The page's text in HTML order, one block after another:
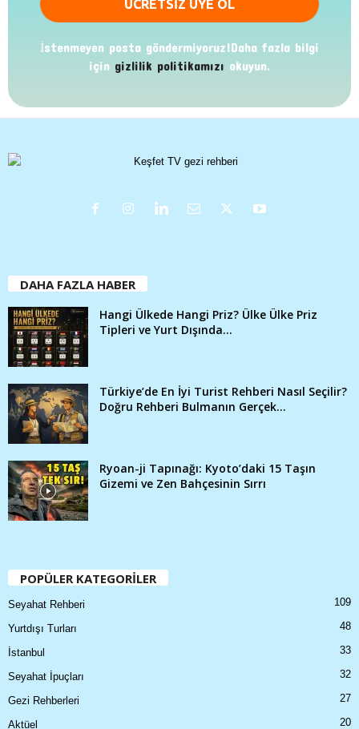
İstenmeyen posta göndermiyoruz!Daha fazla bilgi
için gizlilik politikamızı okuyun.
DAHA FAZLA HABER
Hangi Ülkede Hangi Priz? Ülke Ülke Priz
Tipleri ve Yurt Dışında...
Türkiye’de En İyi Turist Rehberi Nasıl Seçilir?
Doğru Rehberi Bulmanın Gerçek...
Ryoan-ji Tapınağı: Kyoto’daki 15 Taşın
Gizemi ve Zen Bahçesinin Sırrı
POPÜLER KATEGORİLER
Seyahat Rehberi 109
Yurtdışı Turları 48
İstanbul 33
Seyahat İpuçları 32
Gezi Rehberleri 27
Aktüel 20